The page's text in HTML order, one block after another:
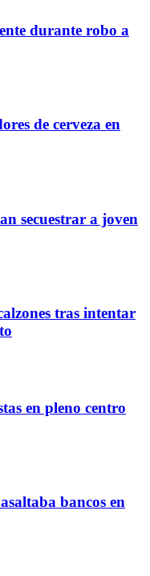
durante robo a
de cerveza en
secuestrar a joven
tras intentar
en pleno centro
bancos en